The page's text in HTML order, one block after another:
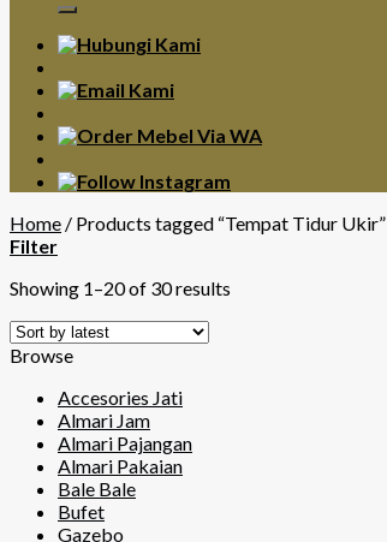
Home / Products tagged “Tempat Tidur Ukir”
Filter
Showing 1–20 of 30 results
Browse
Accesories Jati
Almari Jam
Almari Pajangan
Almari Pakaian
Bale Bale
Bufet
Gazebo